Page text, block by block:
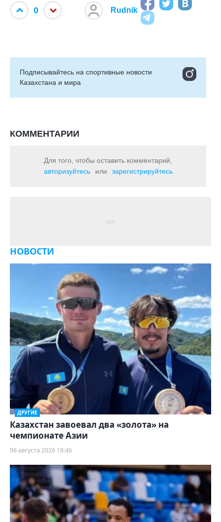
0 Rudnik
Подписывайтесь на cпортивные новости
Казахстана и мира
КОММЕНТАРИИ
Для того, чтобы оставить комментарий,
авторизуйтесь
или зарегистрируйтесь
НОВОСТИ
ДРУГИЕ
Казахстан завоевал два «золота» на
чемпионате Азии
06 августа 2026 18:46